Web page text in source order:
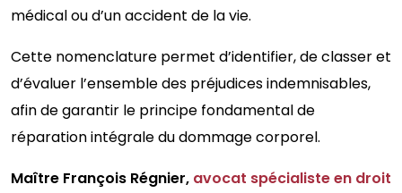
médical ou d’un accident de la vie.
Cette nomenclature permet d’identifier, de classer et
d’évaluer l’ensemble des préjudices indemnisables,
afin de garantir le principe fondamental de
réparation intégrale du dommage corporel.
Maître François Régnier, avocat spécialiste en droit